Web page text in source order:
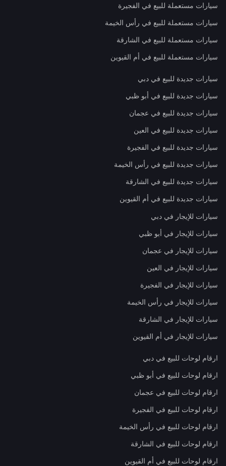
سيارات مستعملة للبيع في الفجيرة
سيارات مستعملة للبيع في رأس الخيمة
سيارات مستعملة للبيع في الشارقة
سيارات مستعملة للبيع في أم القيوين
سيارات جديدة للبيع في دبي
سيارات جديدة للبيع في أبو ظبي
سيارات جديدة للبيع في عجمان
سيارات جديدة للبيع في العين
سيارات جديدة للبيع في الفجيرة
سيارات جديدة للبيع في رأس الخيمة
سيارات جديدة للبيع في الشارقة
سيارات جديدة للبيع في أم القيوين
سيارات للإيجار في دبي
سيارات للإيجار في أبو ظبي
سيارات للإيجار في عجمان
سيارات للإيجار في العين
سيارات للإيجار في الفجيرة
سيارات للإيجار في رأس الخيمة
سيارات للإيجار في الشارقة
سيارات للإيجار في أم القيوين
ارقام لوحات للبيع في دبي
ارقام لوحات للبيع في أبو ظبي
ارقام لوحات للبيع في عجمان
ارقام لوحات للبيع في الفجيرة
ارقام لوحات للبيع في رأس الخيمة
ارقام لوحات للبيع في الشارقة
ارقام لوحات للبيع في أم القيوين